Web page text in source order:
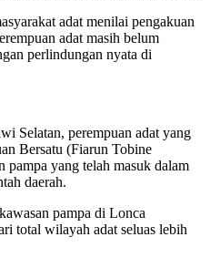
adat menilai pengakuan
adat masih belum
perlindungan nyata di
Selatan, perempuan adat yang
Bersatu (Fiarun Tobine
yang telah masuk dalam
daerah.
pampa di Lonca
total wilayah adat seluas lebih